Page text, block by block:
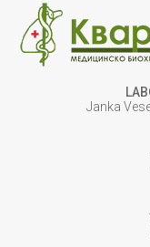
Janka